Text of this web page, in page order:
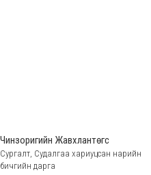
Чинзоригийн Жавхлантөгс
Сургалт, Судалгаа хариуцсан нарийн
бичгийн дарга